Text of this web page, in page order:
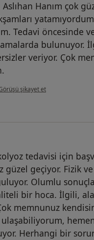
Hanım çok
Tedavi öncesinde
bulunuyor.
veriyor. Çok
görüşüne göre m....a
şikayet et
tedavisi için
güzel geçiyor. Fizik
Olumlu
bir hoca. İlgili,
memnunuz
ulaşabiliyorum,
Herhangi bir